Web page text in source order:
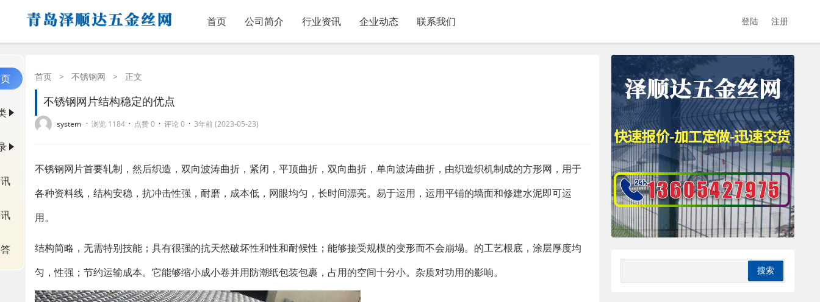
首页 公司简介 行业资讯 企业动态 联系我们 登陆 注册
首页 > 不锈钢网 > 正文
不锈钢网片结构稳定的优点
system · 浏览 1184 · 点赞 0 · 评论 0 · 3年前 (2023-05-23)
不锈钢网片首要轧制，然后织造，双向波涛曲折，紧闭，平顶曲折，双向曲折，单向波涛曲折，由织造织机制成的方形网，用于
各种资料线，结构安稳，抗冲击性强，耐磨，成本低，网眼均匀，长时间漂亮。易于运用，运用平铺的墙面和修建水泥即可运
用。
结构简略，无需特别技能；具有很强的抗天然破坏性和性和耐候性；能够接受规模的变形而不会崩塌。的工艺根底，涂层厚度均
匀，性强；节约运输成本。它能够缩小成小卷并用防潮纸包装包裹，占用的空间十分小。杂质对功用的影响。